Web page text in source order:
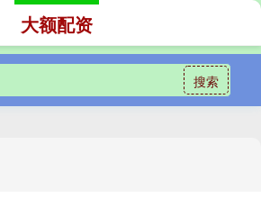
搜索
大额配资